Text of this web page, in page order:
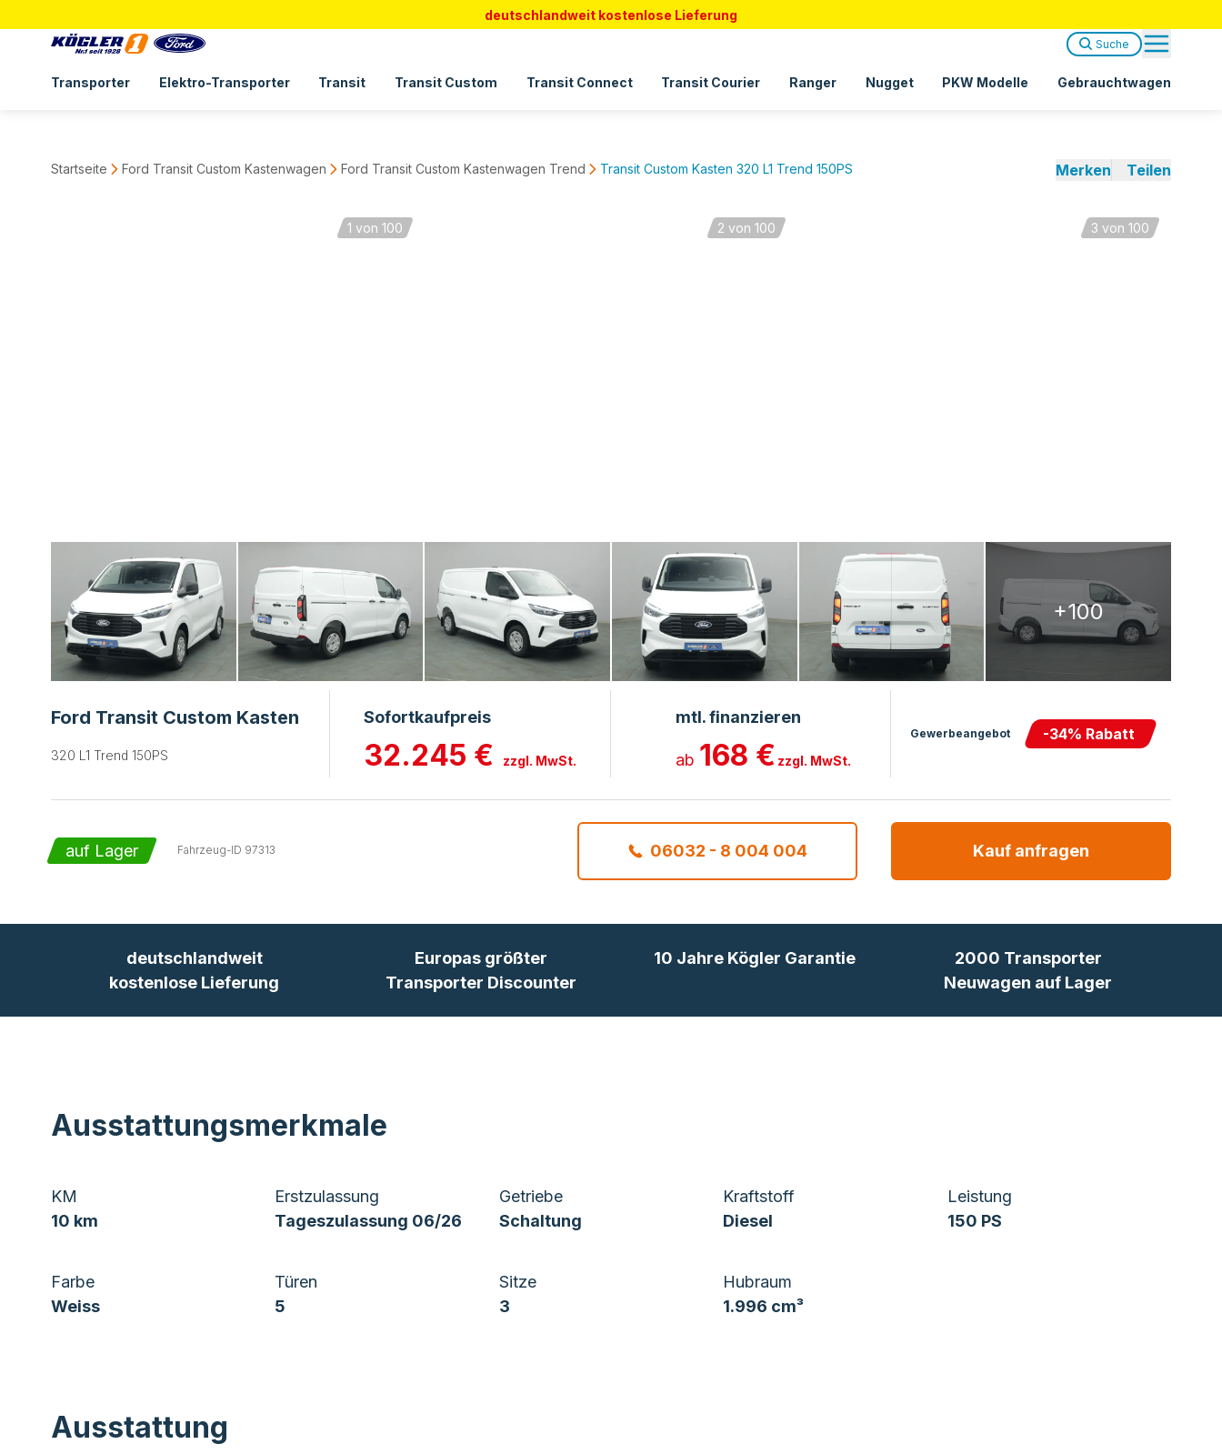
deutschlandweit kostenlose Lieferung
Transporter Elektro-Transporter Transit Transit Custom Transit Connect Transit Courier Ranger Nugget PKW Modelle Gebrauchtwagen
Suche
Startseite Ford Transit Custom Kastenwagen Ford Transit Custom Kastenwagen Trend Transit Custom Kasten 320 L1 Trend 150PS Merken Teilen
2 von 100
1 von 100 3 von 100
+100
Ford Transit Custom Kasten
320 L1 Trend 150PS
Sofortkaufpreis
32.245 € zzgl. MwSt.
mtl. finanzieren
ab 168 € zzgl. MwSt.
Gewerbeangebot -34% Rabatt
auf Lager Fahrzeug-ID 97313 06032 - 8 004 004 Kauf anfragen
deutschlandweit
kostenlose Lieferung
Europas größter
Transporter Discounter
10 Jahre Kögler Garantie
2000 Transporter
Neuwagen auf Lager
Ausstattungsmerkmale
KM
10 km
Erstzulassung
Tageszulassung 06/26
Getriebe
Schaltung
Kraftstoff
Diesel
Leistung
150 PS
Farbe
Weiss
Türen
5
Sitze
3
Hubraum
1.996 cm³
Ausstattung